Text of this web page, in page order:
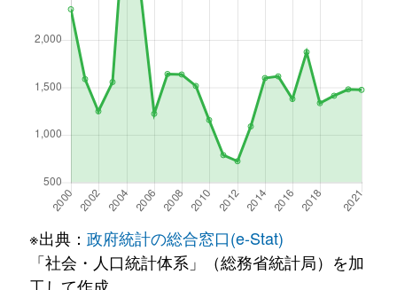
※出典： 政府統計の総合窓口(e-Stat)
「社会・人口統計体系」（総務省統計局）を加